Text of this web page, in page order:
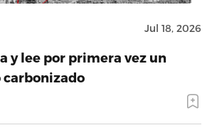
Jul 18, 2026
y lee por primera vez un